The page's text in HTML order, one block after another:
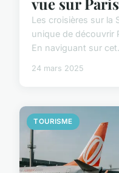
Les croisières sur la
unique de découvrir
En naviguant sur
24 mars 2025
TOURISME